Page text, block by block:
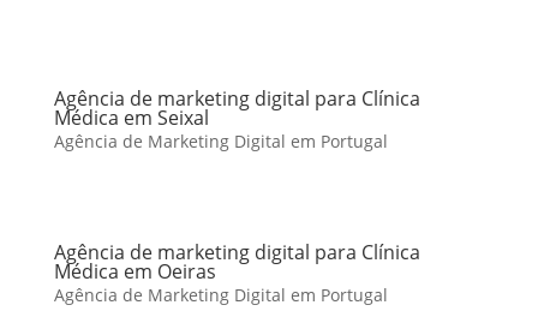
Agência de marketing digital para Clínica
Médica em Seixal
Agência de Marketing Digital em Portugal
Agência de marketing digital para Clínica
Médica em Oeiras
Agência de Marketing Digital em Portugal